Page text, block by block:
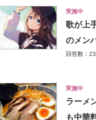
実施中
歌が上
のメン
回答数：
実施中
ラーメ
も中華